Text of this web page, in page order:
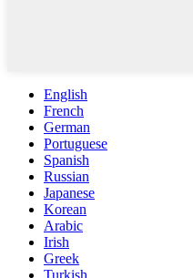
English
French
German
Portuguese
Spanish
Russian
Japanese
Korean
Arabic
Irish
Greek
Turkish